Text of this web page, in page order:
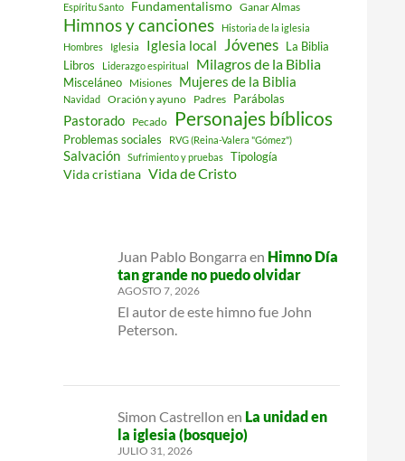
Espíritu Santo Fundamentalismo Ganar Almas
Himnos y canciones
Historia de la iglesia
Hombres
Iglesia Iglesia local Jóvenes La Biblia
Libros Liderazgo espiritual Milagros de la Biblia
Misceláneo Misiones Mujeres de la Biblia
Navidad Oración y ayuno Padres Parábolas
Pastorado Pecado Personajes bíblicos
Problemas sociales RVG (Reina-Valera "Gómez")
Salvación Sufrimiento y pruebas Tipología
Vida cristiana Vida de Cristo
Juan Pablo Bongarra en Himno Día
tan grande no puedo olvidar
AGOSTO 7, 2026
El autor de este himno fue John
Peterson.
Simon Castrellon en La unidad en
la iglesia (bosquejo)
JULIO 31, 2026